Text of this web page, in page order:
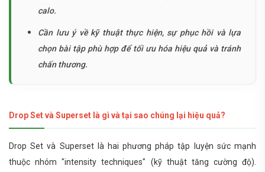
calo.
Cần lưu ý về kỹ thuật thực hiện, sự phục hồi và lựa
chọn bài tập phù hợp để tối ưu hóa hiệu quả và tránh
chấn thương.
Drop Set và Superset là gì và tại sao chúng lại hiệu quả?
Drop Set và Superset là hai phương pháp tập luyện sức mạnh
thuộc nhóm "intensity techniques" (kỹ thuật tăng cường độ).